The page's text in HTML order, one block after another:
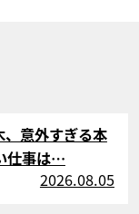
意外すぎる本
仕事は…
2026.08.05